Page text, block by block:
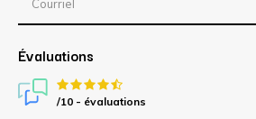
Évaluations
/10 - évaluations